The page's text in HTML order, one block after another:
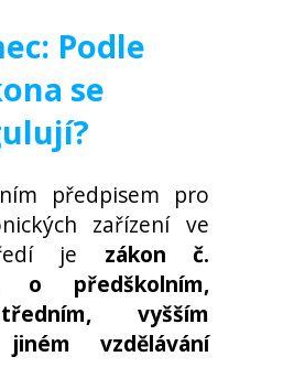
Podle
se
předpisem pro
zařízení ve
je zákon č.
o předškolním,
vyšším
vzdělávání